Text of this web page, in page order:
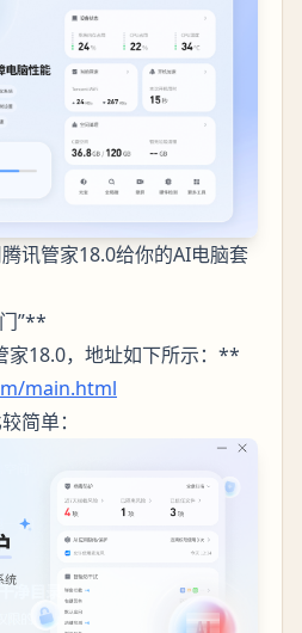
讯管家18.0给你的AI电脑套
”**
18.0，地址如下所示：**
main.html
简单：